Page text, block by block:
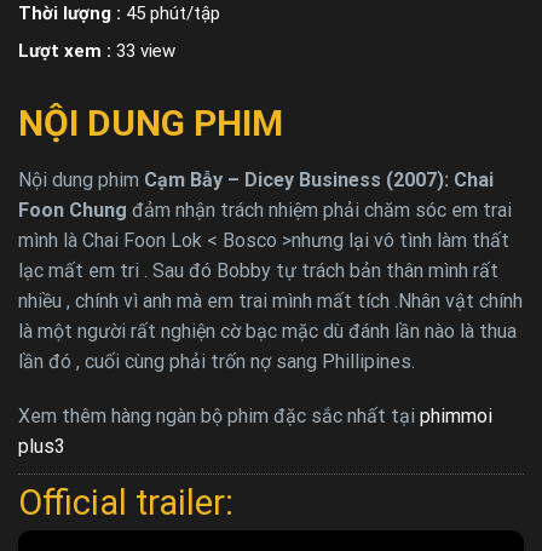
Thời lượng : 45 phút/tập
Lượt xem : 33 view
NỘI DUNG PHIM
Nội dung phim Cạm Bẫy – Dicey Business (2007): Chai
Foon Chung đảm nhận trách nhiệm phải chăm sóc em trai
mình là Chai Foon Lok < Bosco >nhưng lại vô tình làm thất
lạc mất em tri . Sau đó Bobby tự trách bản thân mình rất
nhiều , chính vì anh mà em trai mình mất tích .Nhân vật chính
là một người rất nghiện cờ bạc mặc dù đánh lần nào là thua
lần đó , cuối cùng phải trốn nợ sang Phillipines.
Xem thêm hàng ngàn bộ phim đặc sắc nhất tại phimmoi
plus3
Official trailer: